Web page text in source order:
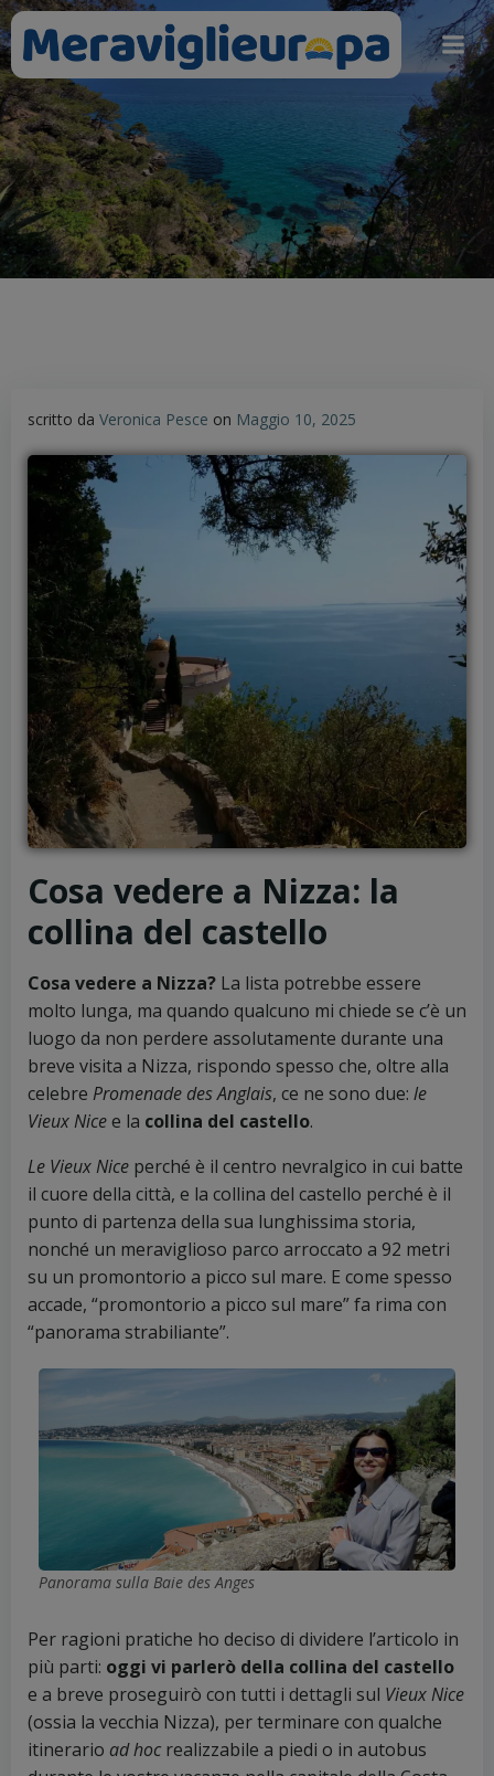
Vai
al
contenuto
scritto da Veronica Pesce on Maggio 10, 2025
Cosa vedere a Nizza: la
collina del castello
Cosa vedere a Nizza? La lista potrebbe essere
molto lunga, ma quando qualcuno mi chiede se c’è un
luogo da non perdere assolutamente durante una
breve visita a Nizza, rispondo spesso che, oltre alla
celebre Promenade des Anglais, ce ne sono due: le
Vieux Nicee la collina del castello.
Le Vieux Nice perché è il centro nevralgico in cui batte
il cuore della città, e la collina del castello perché è il
punto di partenza della sua lunghissima storia,
nonché un meraviglioso parco arroccato a 92 metri
su un promontorio a picco sul mare. E come spesso
accade, “promontorio a picco sul mare” fa rima con
“panorama strabiliante”.
Panorama sulla Baie des Anges
Per ragioni pratiche ho deciso di dividere l’articolo in
più parti: oggi vi parlerò della collina del castello
e a breve proseguirò con tutti i dettagli sul Vieux Nice
(ossia la vecchia Nizza), per terminare con qualche
itinerario ad hoc realizzabile a piedi o in autobus